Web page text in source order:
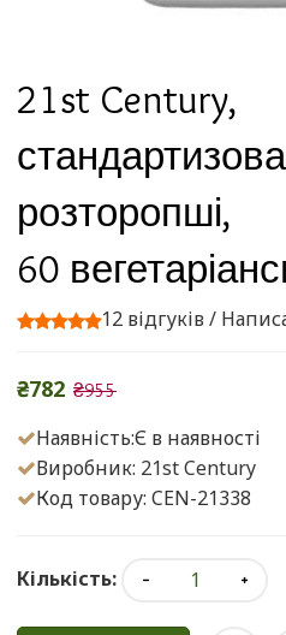
21st Century,
розторопші,
60
12 відгуків/
₴782 ₴955
Наявність:Є в наявності
Виробник: 21st Century
Код товару: CEN-21338
Кількість: